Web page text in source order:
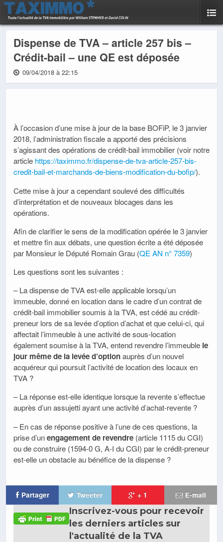
Dispense de TVA – article 257 bis –
Crédit-bail – une QE est déposée
09/04/2018 à 22:15
À l’occasion d’une mise à jour de la base BOFiP, le 3 janvier
2018, l’administration fiscale a apporté des précisions
s’agissant des opérations de crédit-bail immobilier (voir notre
article https://taximmo.fr/dispense-de-tva-article-257-bis-
credit-bail-et-marchands-de-biens-modification-du-bofip/).
Cette mise à jour a cependant soulevé des difficultés
d’interprétation et de nouveaux blocages dans les
opérations.
Afin de clarifier le sens de la modification opérée le 3 janvier
et mettre fin aux débats, une question écrite a été déposée
par Monsieur le Député Romain Grau (QE AN n° 7359)
Les questions sont les suivantes :
– La dispense de TVA est-elle applicable lorsqu’un
immeuble, donné en location dans le cadre d’un contrat de
crédit-bail immobilier soumis à la TVA, est cédé au crédit-
preneur lors de sa levée d’option d’achat et que celui-ci, qui
affectait l’immeuble à une activité de sous-location
également soumise à la TVA, entend revendre l’immeuble le
jour même de la levée d’optionauprès d’un nouvel
acquéreur qui poursuit l’activité de location des locaux en
TVA ?
– La réponse est-elle identique lorsque la revente s’effectue
auprès d’un assujetti ayant une activité d’achat-revente ?
– En cas de réponse positive à l’une de ces questions, la
prise d’unengagement de revendre (article 1115 du CGI)
ou de construire (1594-0 G, A-I du CGI) par le crédit-preneur
est-elle un obstacle au bénéfice de la dispense ?
Partager Tweeter + 1 E-mail
Inscrivez-vous pour recevoir
les derniers articles sur
l'actualité de la TVA